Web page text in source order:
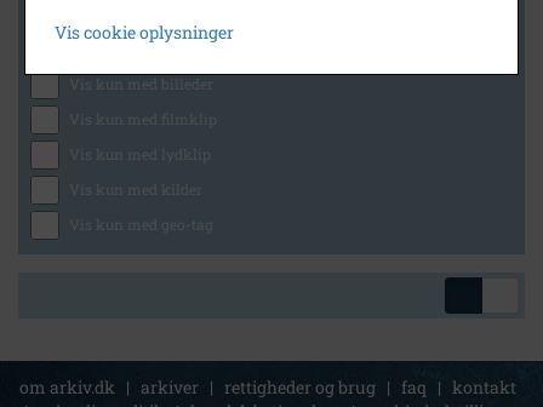
Generelt
Vis kun med billeder
Vis kun med filmklip
Vis kun med lydklip
Vis kun med kilder
Vis kun med geo-tag
om arkiv.dk | arkiver | rettigheder og brug | faq | kontakt
Vis cookie oplysninger